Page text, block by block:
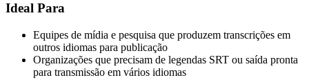
Ideal Para
Equipes de mídia e pesquisa que produzem transcrições em
outros idiomas para publicação
Organizações que precisam de legendas SRT ou saída pronta
para transmissão em vários idiomas